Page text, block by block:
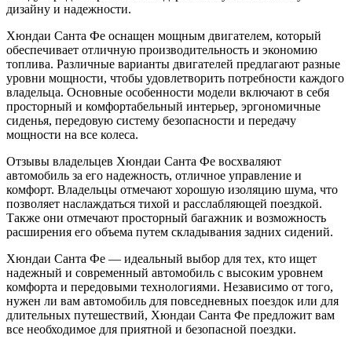
дизайну и надежности.
Хюндаи Санта Фе оснащен мощным двигателем, который
обеспечивает отличную производительность и экономию
топлива. Различные варианты двигателей предлагают разные
уровни мощности, чтобы удовлетворить потребности каждого
владельца. Основные особенности модели включают в себя
просторный и комфортабельный интерьер, эргономичные
сиденья, передовую систему безопасности и передачу
мощности на все колеса.
Отзывы владельцев Хюндаи Санта Фе восхваляют
автомобиль за его надежность, отличное управление и
комфорт. Владельцы отмечают хорошую изоляцию шума, что
позволяет наслаждаться тихой и расслабляющей поездкой.
Также они отмечают просторный багажник и возможность
расширения его объема путем складывания задних сидений.
Хюндаи Санта Фе — идеальный выбор для тех, кто ищет
надежный и современный автомобиль с высоким уровнем
комфорта и передовыми технологиями. Независимо от того,
нужен ли вам автомобиль для повседневных поездок или для
длительных путешествий, Хюндаи Санта Фе предложит вам
все необходимое для приятной и безопасной поездки.